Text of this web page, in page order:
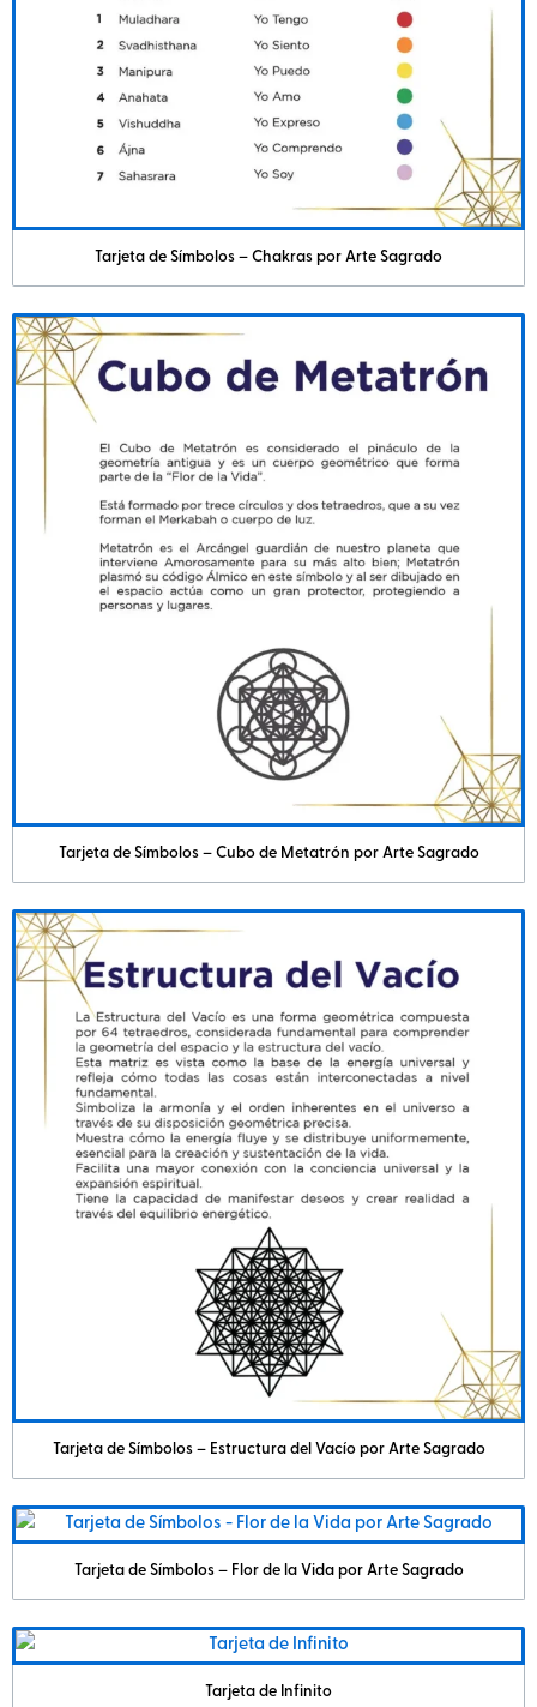
Tarjeta de Símbolos – Chakras por Arte Sagrado
Tarjeta de Símbolos – Cubo de Metatrón por Arte Sagrado
Tarjeta de Símbolos – Estructura del Vacío por Arte Sagrado
Tarjeta de Símbolos – Flor de la Vida por Arte Sagrado
Tarjeta de Infinito